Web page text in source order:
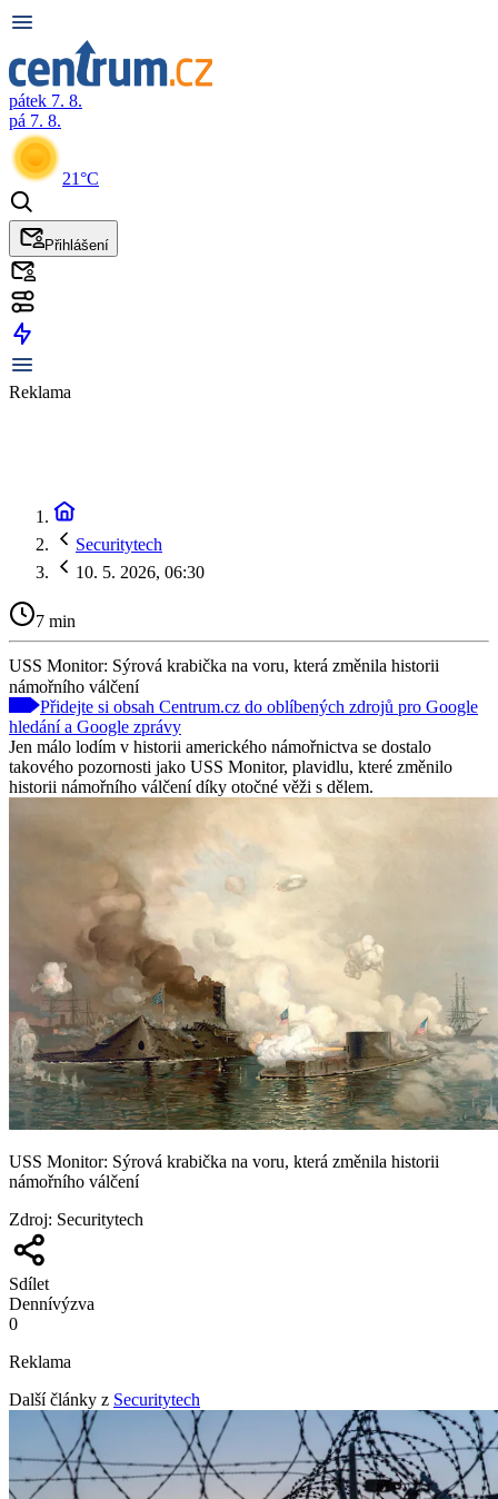
pátek 7. 8.
pá 7. 8.
21°C
Přihlášení
Reklama
Securitytech
10. 5. 2026, 06:30
7 min
USS Monitor: Sýrová krabička na voru, která změnila historii
námořního válčení
Přidejte si obsah Centrum.cz do oblíbených zdrojů pro Google
hledání a Google zprávy
Jen málo lodím v historii amerického námořnictva se dostalo
takového pozornosti jako USS Monitor, plavidlu, které změnilo
historii námořního válčení díky otočné věži s dělem.
USS Monitor: Sýrová krabička na voru, která změnila historii
námořního válčení
Zdroj: Securitytech
Sdílet
Dennívýzva
0
Reklama
Další články z Securitytech